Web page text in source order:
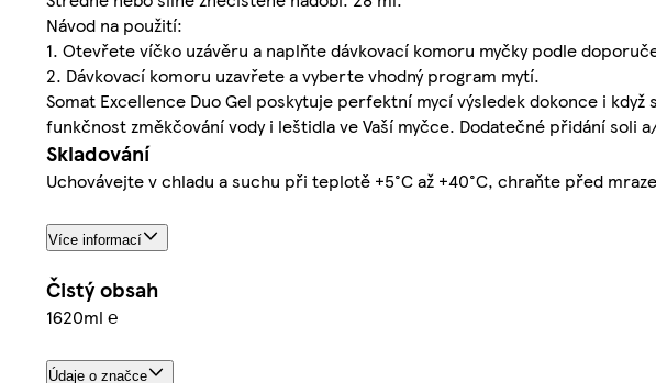
Návod na použití:
1. Otevřete víčko uzávěru a naplňte dávkovací komoru myčky podle
2. Dávkovací komoru uzavřete a vyberte vhodný program mytí.
Somat Excellence Duo Gel poskytuje perfektní mycí výsledek dokonce i
funkčnost změkčování vody i leštidla ve Vaší myčce. Dodatečné přidání soli
Skladování
Uchovávejte v chladu a suchu při teplotě +5°C až +40°C, chraňte před
Více informací
Čistý obsah
1620ml ℮
Údaje o značce